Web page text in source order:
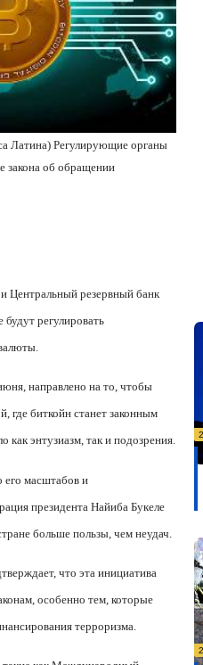
Латина) Регулирующие органы
закона об обращении
Центральный резервный банк
регулировать
направлено на то, чтобы
где биткойн станет законным
как энтузиазм, так и подозрения.
его масштабов и
президента Найиба Букеле
больше пользы, чем неудач.
что эта инициатива
особенно тем, которые
терроризма.